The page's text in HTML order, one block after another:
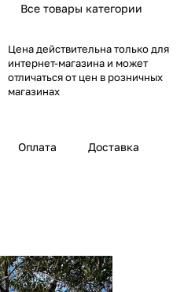
Все товары категории
Цена действительна только для
интернет-магазина и может
отличаться от цен в розничных
магазинах
Оплата Доставка